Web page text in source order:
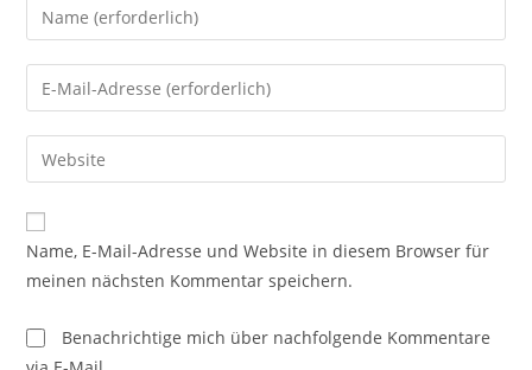
Name, E-Mail-Adresse und Website in diesem Browser für
meinen nächsten Kommentar speichern.
Benachrichtige mich über nachfolgende Kommentare